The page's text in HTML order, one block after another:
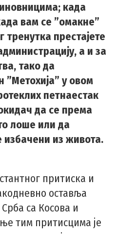
када
вам се ”омакне”
тренутка престајете
а и за
тако да
”Метохија” у овом
петнаестак
да се према
лоше или да
избачени из живота.
притиска и
оставља
са Косова и
тим притисцима је